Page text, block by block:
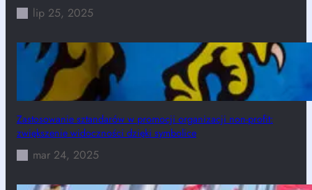
lip 25, 2025
Zastosowanie sztandarów w promocji organizacji non-profit:
zwiększenie widoczności dzięki symbolice
mar 24, 2025